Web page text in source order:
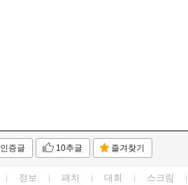
인증글 10추글 즐겨찾기
정보 패치 대회 스크림